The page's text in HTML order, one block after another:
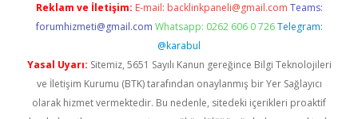
Reklam ve İletişim: E-mail: backlinkpaneli@gmail.com Teams:
forumhizmeti@gmail.com Whatsapp: 0262 606 0 726 Telegram:
@karabul
Yasal Uyarı: Sitemiz, 5651 Sayılı Kanun gereğince Bilgi Teknolojileri
ve İletişim Kurumu (BTK) tarafından onaylanmış bir Yer Sağlayıcı
olarak hizmet vermektedir. Bu nedenle, sitedeki içerikleri proaktif